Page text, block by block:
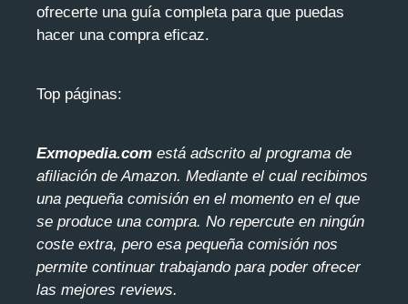
ofrecerte una guía completa para que puedas
hacer una compra eficaz.
Top páginas:
Exmopedia.com está adscrito al programa de
afiliación de Amazon. Mediante el cual recibimos
una pequeña comisión en el momento en el que
se produce una compra. No repercute en ningún
coste extra, pero esa pequeña comisión nos
permite continuar trabajando para poder ofrecer
las mejores reviews.